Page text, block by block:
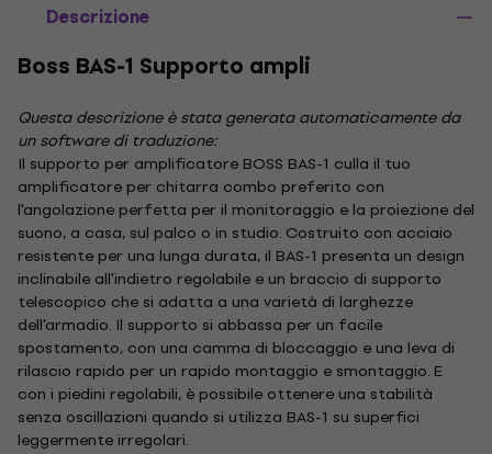
Descrizione
Boss BAS-1 Supporto ampli
Questa descrizione è stata generata automaticamente da
un software di traduzione:
Il supporto per amplificatore BOSS BAS-1 culla il tuo
amplificatore per chitarra combo preferito con
l'angolazione perfetta per il monitoraggio e la proiezione del
suono, a casa, sul palco o in studio. Costruito con acciaio
resistente per una lunga durata, il BAS-1 presenta un design
inclinabile all'indietro regolabile e un braccio di supporto
telescopico che si adatta a una varietà di larghezze
dell'armadio. Il supporto si abbassa per un facile
spostamento, con una camma di bloccaggio e una leva di
rilascio rapido per un rapido montaggio e smontaggio. E
con i piedini regolabili, è possibile ottenere una stabilità
senza oscillazioni quando si utilizza BAS-1 su superfici
leggermente irregolari.